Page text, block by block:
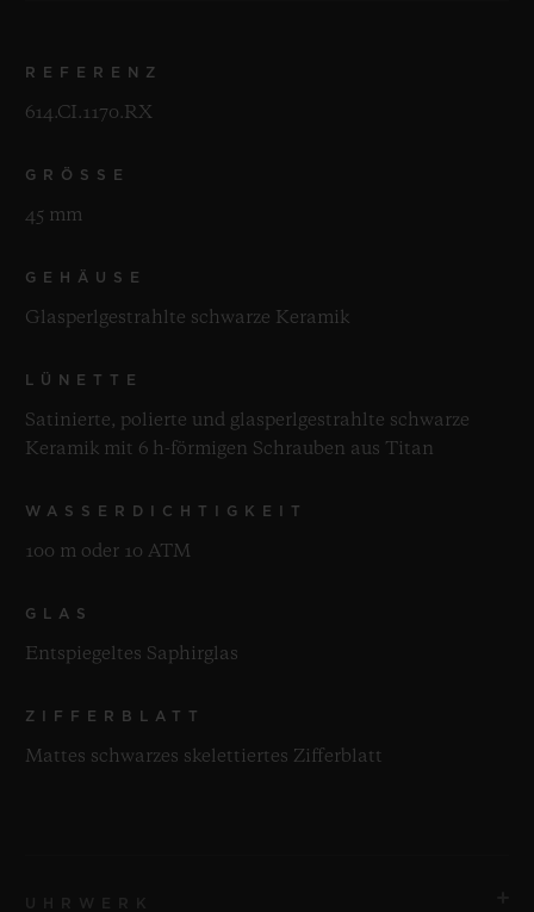
REFERENZ
614.CI.1170.RX
GRÖSSE
45 mm
GEHÄUSE
Glasperlgestrahlte schwarze Keramik
LÜNETTE
Satinierte, polierte und glasperlgestrahlte schwarze
Keramik mit 6 h-förmigen Schrauben aus Titan
WASSERDICHTIGKEIT
100 m oder 10 ATM
GLAS
Entspiegeltes Saphirglas
ZIFFERBLATT
Mattes schwarzes skelettiertes Zifferblatt